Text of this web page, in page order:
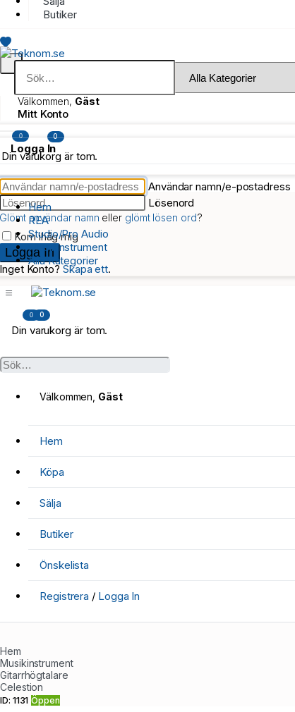
Butiker
Välkommen, Gäst
Mitt Konto
Logga In
Användar namn/e-postadress
Lösenord
Glömt användar namn eller glömt lösen ord?
Kom ihåg mig
Inget Konto?Skapa ett.
0 0
Din varukorg är tom.
Hem
REA
Studio/Pro Audio
Musikinstrument
Alla Kategorier
0 0
Din varukorg är tom.
Välkommen, Gäst
Hem
Köpa
Sälja
Butiker
Önskelista
Registrera / Logga In
Hem
Musikinstrument
Gitarrhögtalare
Celestion
ID: 1131 Öppen